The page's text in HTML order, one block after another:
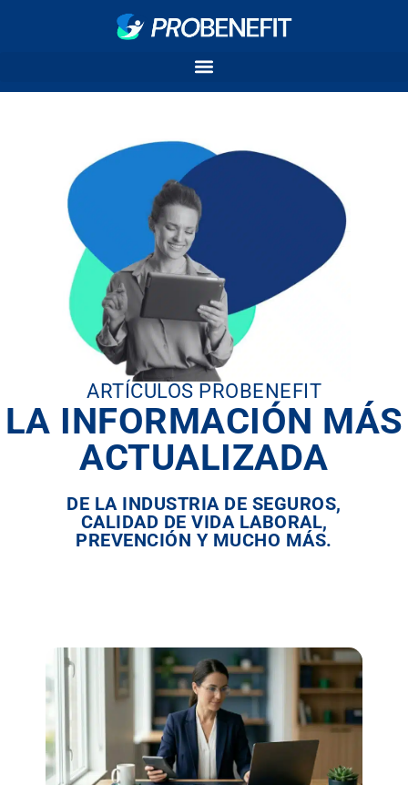
ARTÍCULOS PROBENEFIT
LA INFORMACIÓN MÁS
ACTUALIZADA
DE LA INDUSTRIA DE SEGUROS,
CALIDAD DE VIDA LABORAL,
PREVENCIÓN Y MUCHO MÁS.